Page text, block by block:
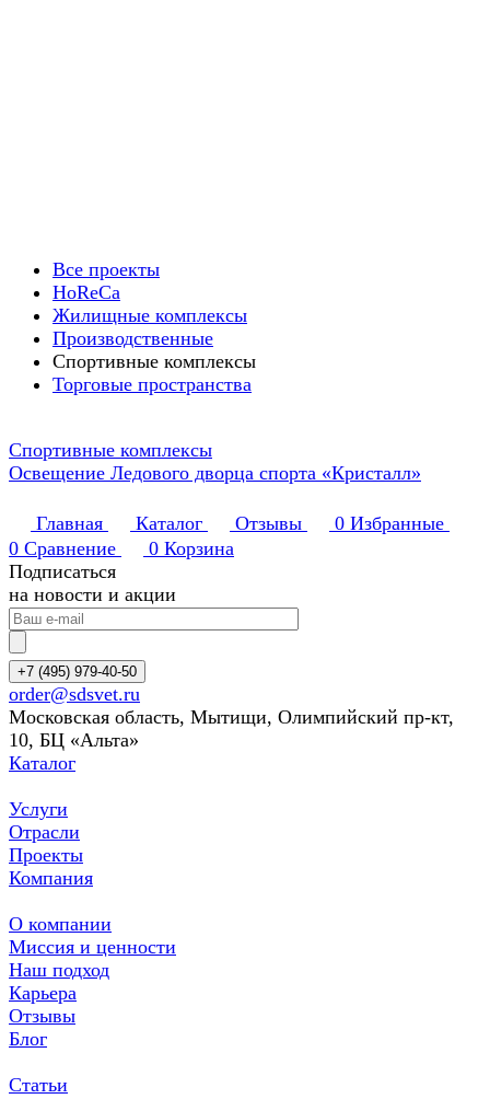
Все проекты
HoReCa
Жилищные комплексы
Производственные
Спортивные комплексы
Торговые пространства
Спортивные комплексы
Освещение Ледового дворца спорта «Кристалл»
Главная Каталог Отзывы 0 Избранные
0 Сравнение 0 Корзина
Подписаться
на новости и акции
+7 (495) 979-40-50
order@sdsvet.ru
Московская область, Мытищи, Олимпийский пр-кт,
10, БЦ «Альта»
Каталог
Услуги
Отрасли
Проекты
Компания
О компании
Миссия и ценности
Наш подход
Карьера
Отзывы
Блог
Статьи